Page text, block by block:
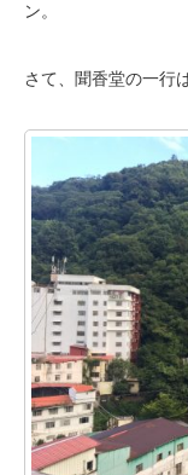
ン。
さて、聞香堂の一行